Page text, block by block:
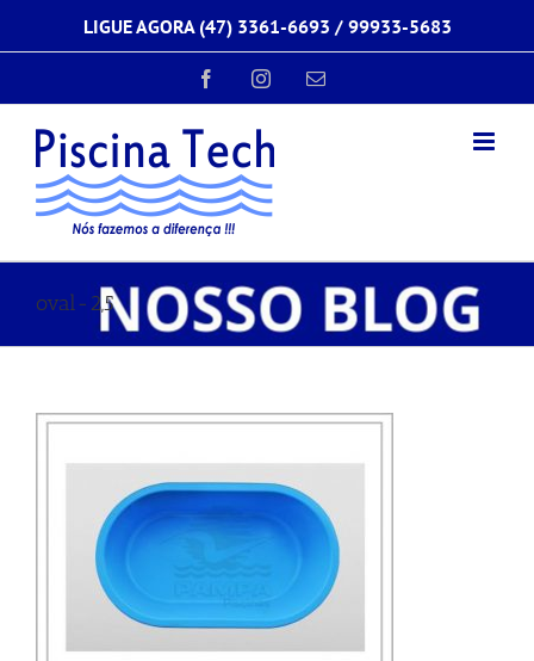
o
LIGUE AGORA (47) 3361-6693 / 99933-5683
FacebookInstagram
E-
oval-2,5